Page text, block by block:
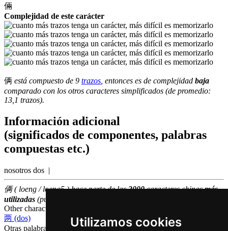
Utilizamos cookies
倆
Complejidad de este carácter
俩 está compuesto de 9 trazos , entonces es de complejidad baja
comparado con los otros caracteres simplificados (de promedio:
13,1 trazos).
Información adicional
(significados de componentes, palabras
compuestas etc.)
nosotros dos |
俩 ( loeng / loeng5 ) hace parte de las3000caracteres chinasmás
utilizadas (puesto número
Other characters that are pronounced
两 (dos)
Otras palabras que también significandos en chino